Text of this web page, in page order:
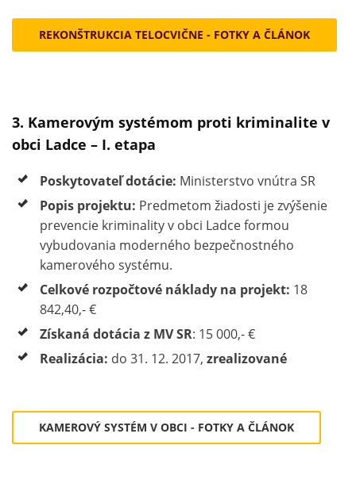
REKONŠTRUKCIA TELOCVIČNE - FOTKY A ČLÁNOK
3. Kamerovým systémom proti kriminalite v
obci Ladce – I. etapa
Poskytovateľ dotácie: Ministerstvo vnútra SR
Popis projektu: Predmetom žiadosti je zvýšenie
prevencie kriminality v obci Ladce formou
vybudovania moderného bezpečnostného
kamerového systému.
Celkové rozpočtové náklady na projekt: 18
842,40,- €
Získaná dotácia z MV SR: 15 000,- €
Realizácia: do 31. 12. 2017, zrealizované
KAMEROVÝ SYSTÉM V OBCI - FOTKY A ČLÁNOK